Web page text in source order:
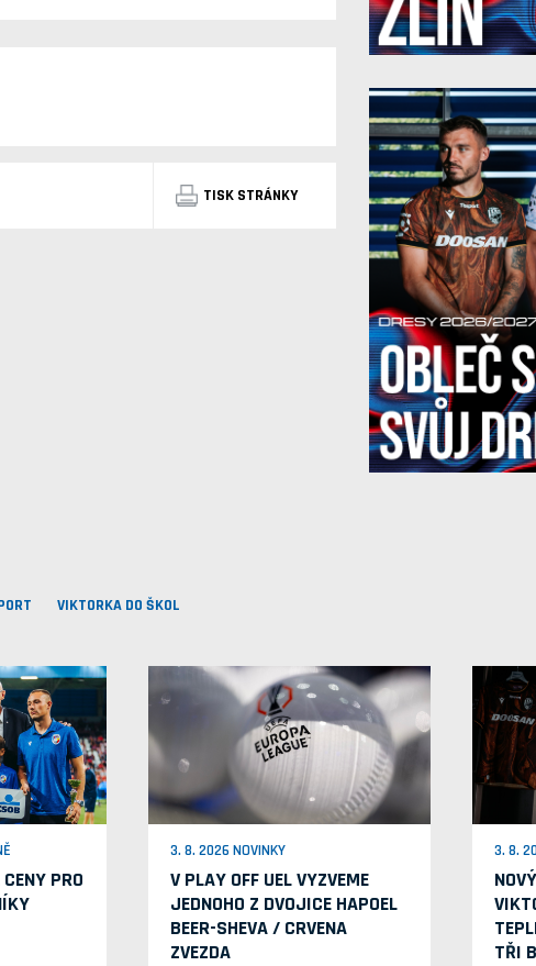
TISK STRÁNKY
VIKTORKA DO ŠKOL
PRO
3. 8. 2026 NOVINKY
V PLAY OFF UEL VYZVEME
JEDNOHO Z DVOJICE HAPOEL
BEER-SHEVA / CRVENA
ZVEZDA
3. 8.
TŘI